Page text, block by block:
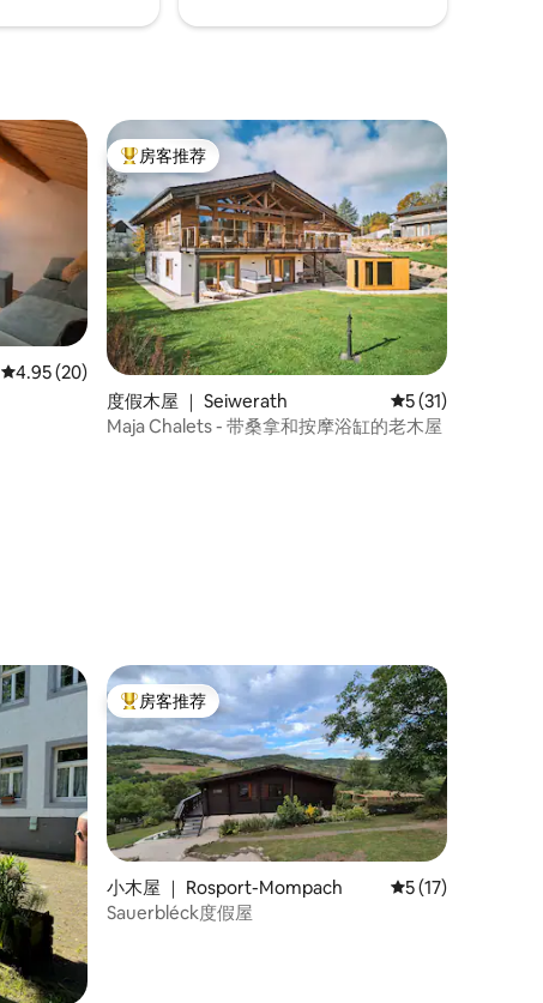
平均评分 4.95 分（满分 5 分），共 20 条评价
4.95 (20)
热门「房客推荐」
房客推荐
度假木屋 ｜ Seiwerath 平均评分 5 分（满
5 (31)
Maja Chalets - 带桑拿和按摩浴缸的老木屋
热门「房客推荐」
房客推荐
小木屋 ｜ Rosport-Mompach 平均评分 5 分（满
5 (17)
Sauerbléck度假屋